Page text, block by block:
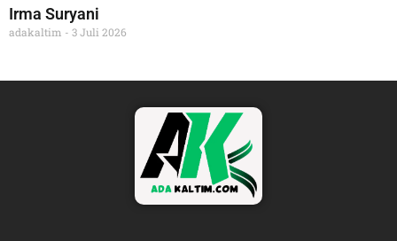
Irma Suryani
adakaltim 3 Juli 2026